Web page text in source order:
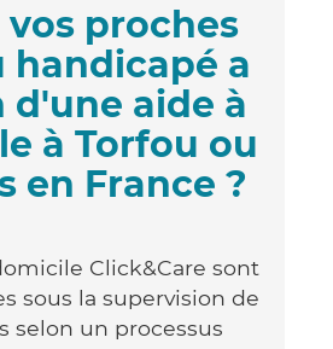
vos proches
handicapé a
d'une aide à
à Torfou ou
en France ?
Click&Care sont
sous la supervision de
selon un processus